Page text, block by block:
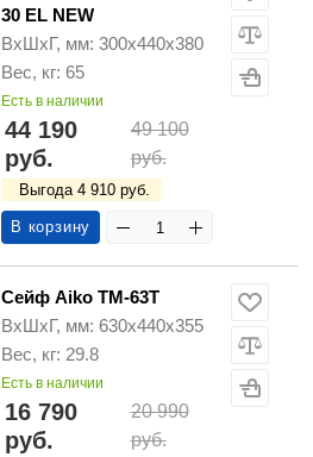
30 EL NEW
ВхШхГ, мм: 300х440х380
Вес, кг: 65
Есть в наличии
44 190
руб.
49 100
руб.
Выгода 4 910 руб.
В корзину
Сейф Aiko TM-63T
ВхШхГ, мм: 630х440х355
Вес, кг: 29.8
Есть в наличии
16 790
руб.
20 990
руб.